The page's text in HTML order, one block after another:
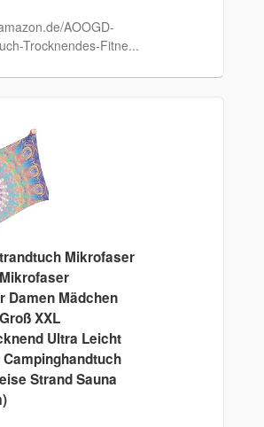
AOOGD-
Trocknendes-Fitne...
Mikrofaser
Damen Mädchen
XXL
Ultra Leicht
Strand Sauna